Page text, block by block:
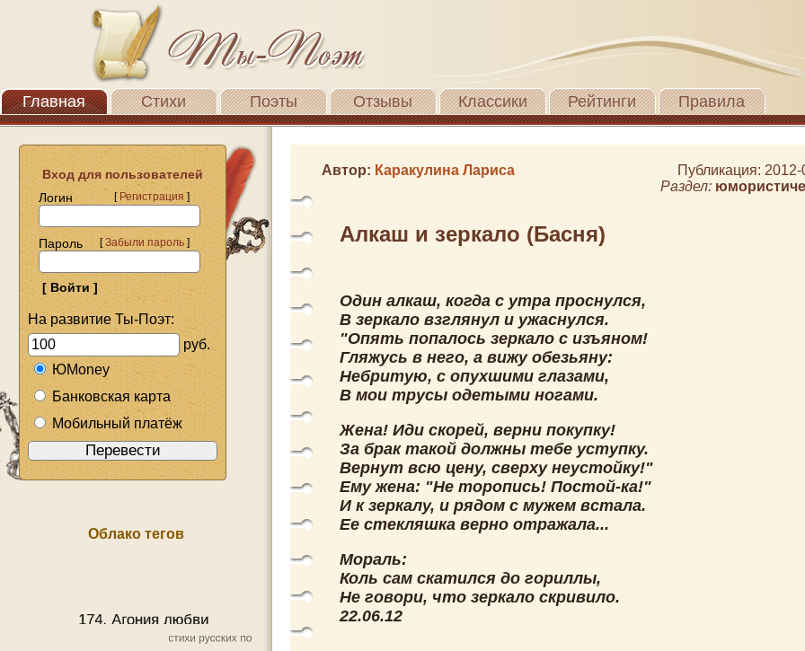
Главная Стихи Поэты Отзывы Классики Рейтинги Правила
Вход для пользователей
Логин
[Регистрация]
Пароль [Забыли пароль]
На развитие Ты-Поэт:
руб.
ЮMoney
Банковская карта
Мобильный платёж
Облако тегов
Автор: Каракулина Лариса
Публикация:
Раздел:
Алкаш и зеркало (Басня)
Один алкаш, когда с утра проснулся,
В зеркало взглянул и ужаснулся.
"Опять попалось зеркало с изъяном!
Гляжусь в него, а вижу обезьяну:
Небритую, с опухшими глазами,
В мои трусы одетыми ногами.
Жена! Иди скорей, верни покупку!
За брак такой должны тебе уступку.
Вернут всю цену, сверху неустойку!"
Ему жена: "Не торопись! Постой-ка!"
И к зеркалу, и рядом с мужем встала.
Ее стекляшка верно отражала...
Мораль:
Коль сам скатился до гориллы,
Не говори, что зеркало скривило.
22.06.12